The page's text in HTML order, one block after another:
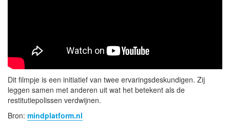
Dit filmpje is een initiatief van twee ervaringsdeskundigen. Zij
leggen samen met anderen uit wat het betekent als de
restitutiepolissen verdwijnen.
Bron: mindplatform.nl